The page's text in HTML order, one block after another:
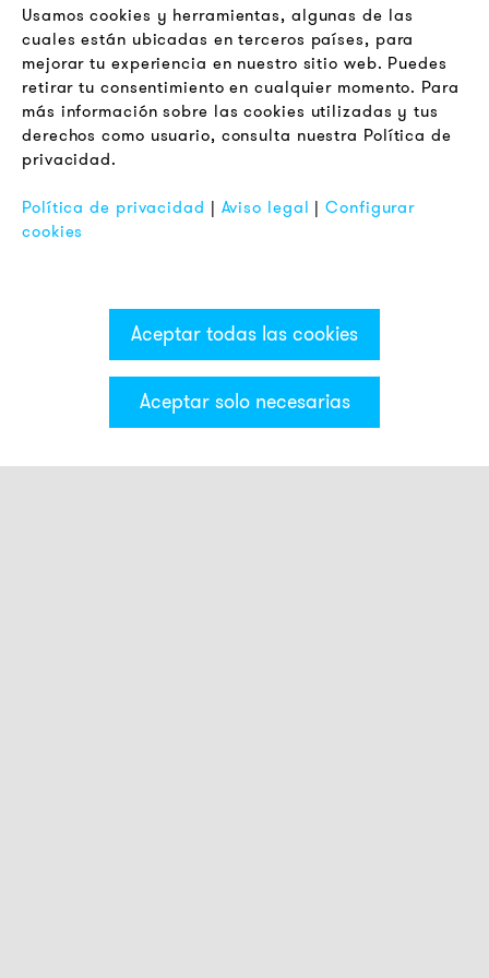
Categorías & Filter
Boletín
LEGAL
Terminos y Condiciones Generales
Aviso de Privacidad
Pie de Imprenta
Usamos cookies y herramientas, algunas de las
cuales están ubicadas en terceros países, para
mejorar tu experiencia en nuestro sitio web. Puedes
retirar tu consentimiento en cualquier momento. Para
más información sobre las cookies utilizadas y tus
derechos como usuario, consulta nuestra Política de
privacidad.
Política de privacidad | Aviso legal |Configurar
cookies
Aceptar todas las cookies
Aceptar solo necesarias